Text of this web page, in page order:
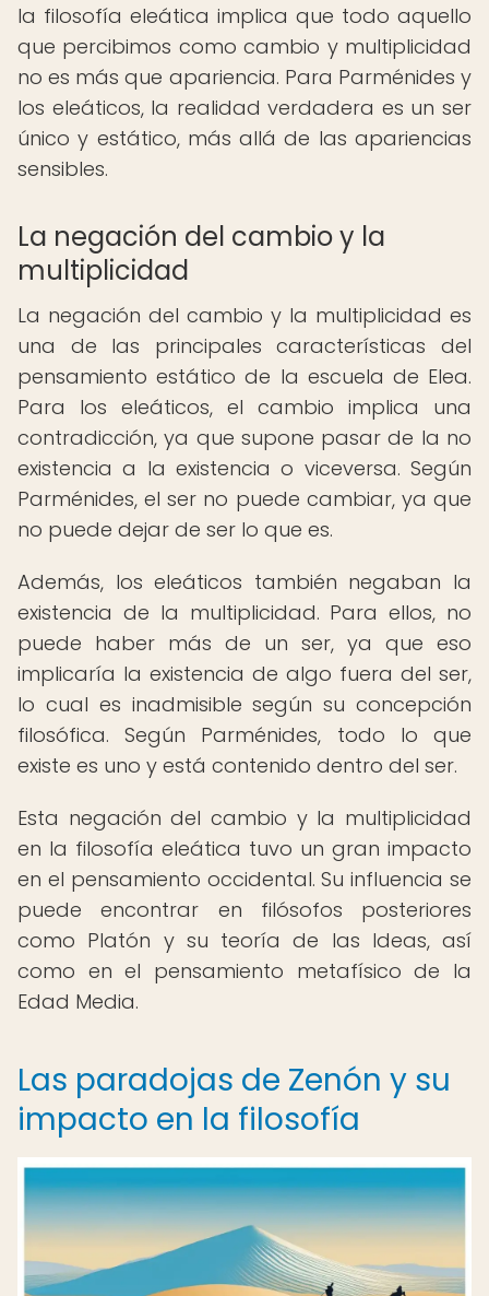
la filosofía eleática implica que todo aquello
que percibimos como cambio y multiplicidad
no es más que apariencia. Para Parménides y
los eleáticos, la realidad verdadera es un ser
único y estático, más allá de las apariencias
sensibles.
La negación del cambio y la
multiplicidad
La negación del cambio y la multiplicidad es
una de las principales características del
pensamiento estático de la escuela de Elea.
Para los eleáticos, el cambio implica una
contradicción, ya que supone pasar de la no
existencia a la existencia o viceversa. Según
Parménides, el ser no puede cambiar, ya que
no puede dejar de ser lo que es.
Además, los eleáticos también negaban la
existencia de la multiplicidad. Para ellos, no
puede haber más de un ser, ya que eso
implicaría la existencia de algo fuera del ser,
lo cual es inadmisible según su concepción
filosófica. Según Parménides, todo lo que
existe es uno y está contenido dentro del ser.
Esta negación del cambio y la multiplicidad
en la filosofía eleática tuvo un gran impacto
en el pensamiento occidental. Su influencia se
puede encontrar en filósofos posteriores
como Platón y su teoría de las Ideas, así
como en el pensamiento metafísico de la
Edad Media.
Las paradojas de Zenón y su
impacto en la filosofía